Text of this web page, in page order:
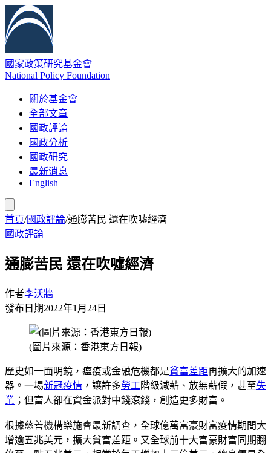
國家政策研究基金會
National Policy Foundation
關於基金會
全部文章
國政評論
國政分析
國政研究
最新消息
English
首頁/國政評論/通膨苦民 還在吹噓經濟
國政評論
通膨苦民 還在吹噓經濟
作者李沃牆
發布日期2022年1月24日
(圖片來源：香港東方日報)
歷史如一面明鏡，瘟疫或金融危機都是貧富差距再擴大的加速
器。一場新冠疫情 ，讓許多勞工 階級減薪、放無薪假，甚至失
業 ；但富人卻在資金派對中錢滾錢，創造更多財富。
根據慈善機構樂施會最新調查，全球億萬富豪財富疫情期間大
增逾五兆美元，擴大貧富差距。又全球前十大富豪財富同期翻